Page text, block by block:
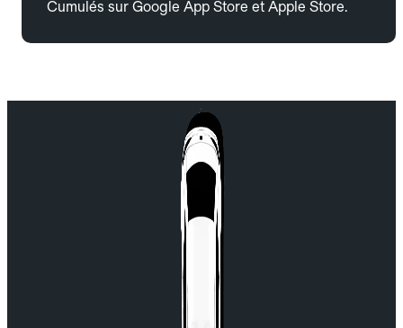
Cumulés sur Google App Store et Apple Store.